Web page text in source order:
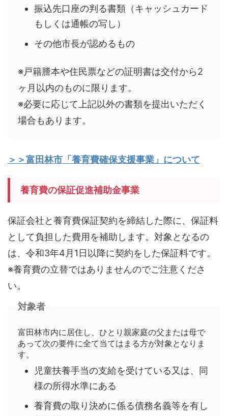
振込先口座の判る書類（キャッシュカード
もしくは通帳の写し）
その他市長が認めるもの
※戸籍謄本や住民票などの証明書は交付から2
ヶ月以内のものに限ります。
※必要に応じて上記以外の書類を提出いただく
場合もあります。
＞＞富田林市「養育費確保支援事業」について
養育費の保証促進補助金事業
保証会社と養育費保証契約を締結した際に、保証料
として負担した費用を補助します。対象となるの
は、令和3年4月1日以降に契約をした保証料です。
※養育費の立替ではありませんのでご注意くださ
い。
対象者
富田林市内に居住し、ひとり親家庭の父または母で
あって次の要件に全て当てはまる方が対象となりま
す。
児童扶養手当の支給を受けている又は、同
様の所得水準にある
養育費の取り決めに係る債務名義等を有し